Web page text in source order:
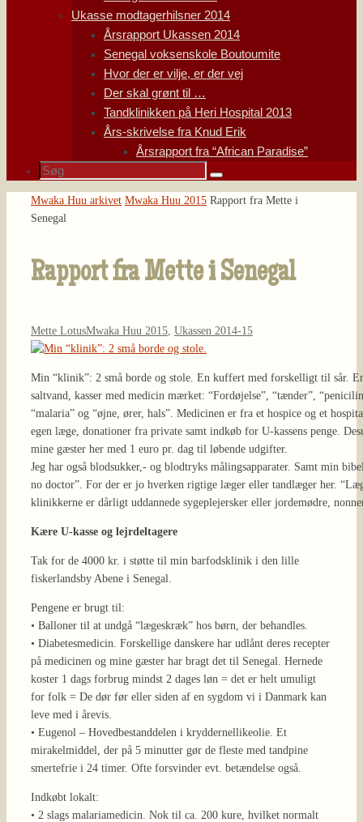
Ukasse modtagerhilsner 2014
Årsrapport Ukassen 2014
Senegal voksenskole Boutoumite
Hvor der er vilje, er der vej
Der skal grønt til …
Tandklinikken på Heri Hospital 2013
Års-skrivelse fra Knud Erik
Årsrapport fra “African Paradise”
Søg
Søg
Home
Mwaka Huu arkivet Mwaka Huu 2015 Rapport fra Mette i
Senegal
Rapport fra Mette i Senegal
Mette LotusMwaka Huu 2015 Ukassen 2014-15
Min “klinik”: 2 små borde og stole. En kuffert med forskelligt til sår.
saltvand, kasser med medicin mærket: “Fordøjelse”, “tænder”,
“malaria” og “øjne, ører, hals”. Medicinen er fra et hospice og et
egen læge, donationer fra private samt indkøb for U-kassens penge.
mine gæster her med 1 euro pr. dag til løbende udgifter.
Jeg har også blodsukker,- og blodtryks målingsapparater. Samt min
no doctor”. For der er jo hverken rigtige læger eller tandlæger her.
klinikkerne er dårligt uddannede sygeplejersker eller jordemødre,
Kære U-kasse og lejrdeltagere
Tak for de 4000 kr. i støtte til min barfodsklinik i den lille
fiskerlandsby Abene i Senegal.
Pengene er brugt til:
• Balloner til at undgå “lægeskræk” hos børn, der behandles.
• Diabetesmedicin. Forskellige danskere har udlånt deres recepter
på medicinen og mine gæster har bragt det til Senegal. Hernede
koster 1 dags forbrug mindst 2 dages løn = det er helt umuligt
for folk = De dør før eller siden af en sygdom vi i Danmark kan
leve med i årevis.
• Eugenol – Hovedbestanddelen i kryddernellikeolie. Et
mirakelmiddel, der på 5 minutter gør de fleste med tandpine
smertefrie i 24 timer. Ofte forsvinder evt. betændelse også.
Indkøbt lokalt:
• 2 slags malariamedicin. Nok til ca. 200 kure, hvilket normalt